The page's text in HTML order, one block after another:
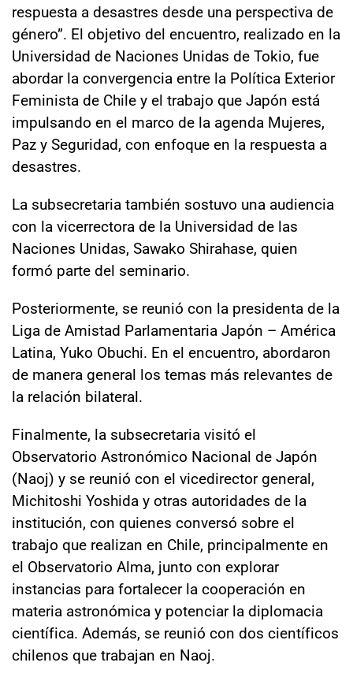
respuesta a desastres desde una perspectiva de
género”. El objetivo del encuentro, realizado en la
Universidad de Naciones Unidas de Tokio, fue
abordar la convergencia entre la Política Exterior
Feminista de Chile y el trabajo que Japón está
impulsando en el marco de la agenda Mujeres,
Paz y Seguridad, con enfoque en la respuesta a
desastres.
La subsecretaria también sostuvo una audiencia
con la vicerrectora de la Universidad de las
Naciones Unidas, Sawako Shirahase, quien
formó parte del seminario.
Posteriormente, se reunió con la presidenta de la
Liga de Amistad Parlamentaria Japón – América
Latina, Yuko Obuchi. En el encuentro, abordaron
de manera general los temas más relevantes de
la relación bilateral.
Finalmente, la subsecretaria visitó el
Observatorio Astronómico Nacional de Japón
(Naoj) y se reunió con el vicedirector general,
Michitoshi Yoshida y otras autoridades de la
institución, con quienes conversó sobre el
trabajo que realizan en Chile, principalmente en
el Observatorio Alma, junto con explorar
instancias para fortalecer la cooperación en
materia astronómica y potenciar la diplomacia
científica. Además, se reunió con dos científicos
chilenos que trabajan en Naoj.